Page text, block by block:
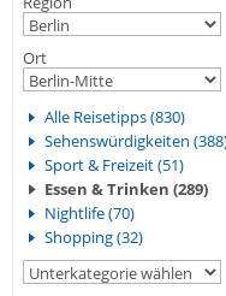
Ort
Alle Reisetipps (830)
Sehenswürdigkeiten
Sport & Freizeit (51)
Essen & Trinken (289)
Nightlife (70)
Shopping (32)